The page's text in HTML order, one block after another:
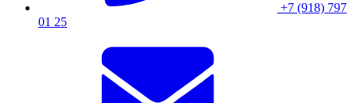
+7 (918) 797
01 25